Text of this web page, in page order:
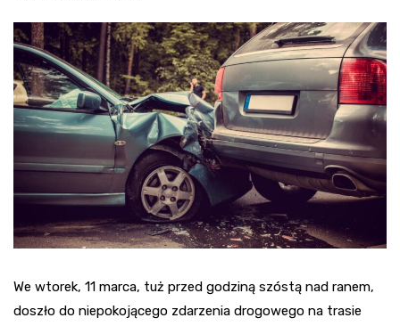
We wtorek, 11 marca, tuż przed godziną szóstą nad ranem,
doszło do niepokojącego zdarzenia drogowego na trasie